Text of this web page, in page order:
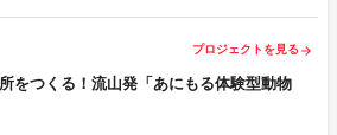
プロジェクトを見る arrow_forward
をつくる！流山発「あにもる体験型動物